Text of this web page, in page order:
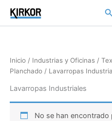
contenido
Inicio / Industrias y Oficinas /
Planchado / Lavarropas
Lavarropas Industriales
No se han